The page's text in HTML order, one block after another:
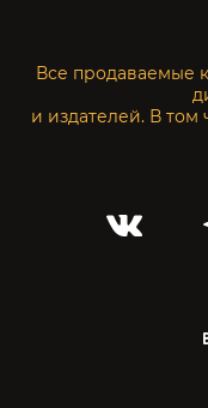
Все продаваемые
и издателей. В том